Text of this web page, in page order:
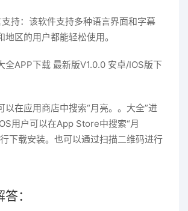
持：该软件支持多种语言界面和字幕
地区的用户都能轻松使用。
全APP下载 最新版V1.0.0 安卓/IOS版下
以在应用商店中搜索“月亮。。大全”进
用户可以在App Store中搜索“月
下载安装。也可以通过扫描二维码进行
：